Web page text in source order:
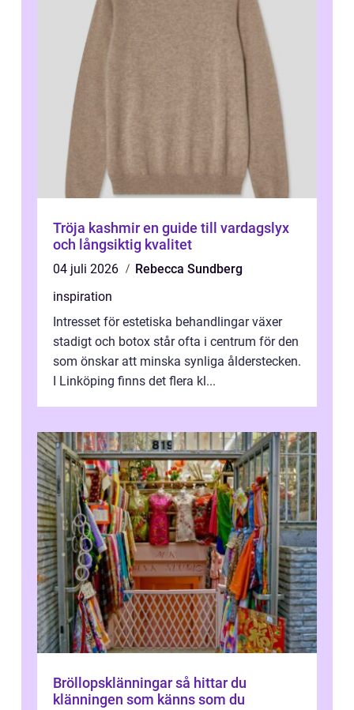
Tröja kashmir en guide till vardagslyx
och långsiktig kvalitet
04 juli 2026
Rebecca Sundberg
inspiration
Intresset för estetiska behandlingar växer
stadigt och botox står ofta i centrum för den
som önskar att minska synliga ålderstecken.
I Linköping finns det flera kl...
Bröllopsklänningar så hittar du
klänningen som känns som du